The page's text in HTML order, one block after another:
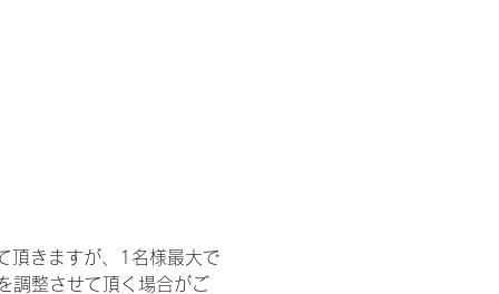
頂きますが、1名様最大で
調整させて頂く場合がご